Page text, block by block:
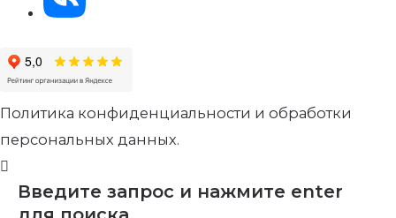
Политика конфиденциальности и обработки
персональных данных.
Введите запрос и нажмите enter